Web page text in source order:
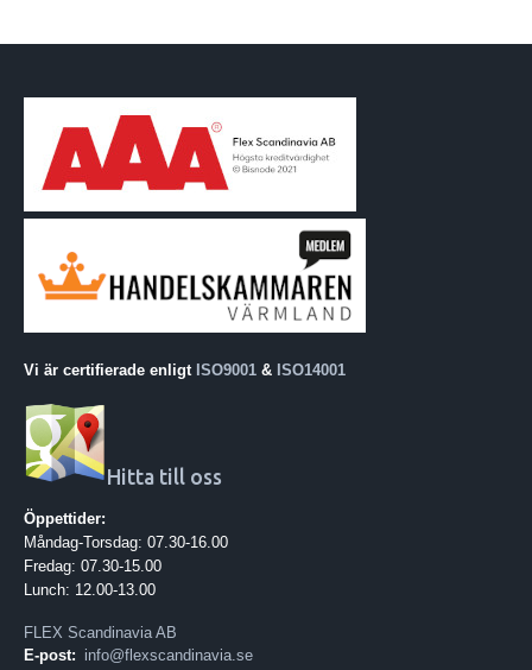
Vi är certifierade enligt ISO9001 & ISO14001
Hitta till oss
Öppettider:
Måndag-Torsdag: 07.30-16.00
Fredag: 07.30-15.00
Lunch: 12.00-13.00
FLEX Scandinavia AB
E-post: info@flexscandinavia.se